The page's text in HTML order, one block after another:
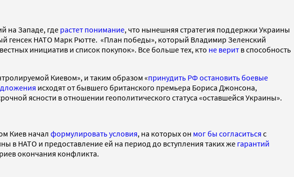
на Западе, где растет понимание, что нынешняя стратегия поддержки Украины
генсек НАТО Марк Рютте. «План победы», который Владимир Зеленский
инициатив и список покупок». Все больше тех, кто не верит в способность
Киевом», и таким образом «принудить РФ остановить боевые
исходят от бывшего британского премьера Бориса Джонсона,
ясности в отношении геополитического статуса «оставшейся Украины».
Киев начал формулировать условия, на которых он мог бы согласиться с
в НАТО и предоставление ей на период до вступления таких же гарантий
окончания конфликта.